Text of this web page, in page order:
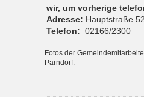
wir, um vorherige
Adresse: Hauptstraße
Telefon: 02166/2300
Fotos der
Parndorf.